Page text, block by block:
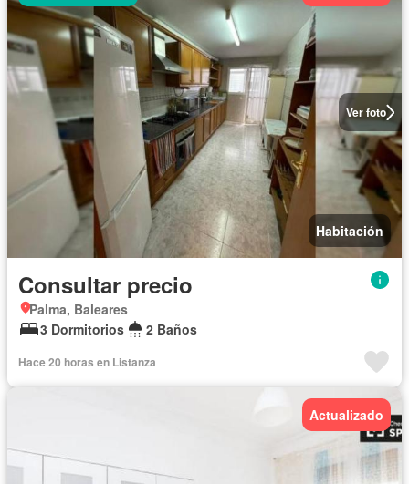
Ver foto
Habitación
Consultar precio
Palma, Baleares
3 Dormitorios
2 Baños
Hace 20 horas en Listanza
Actualizado